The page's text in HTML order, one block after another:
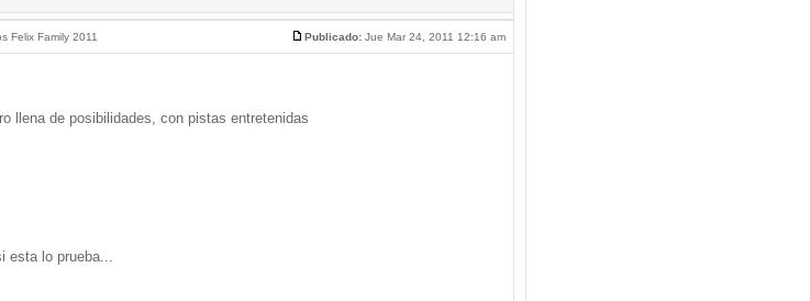
Felix Family 2011 Publicado:Jue Mar 24, 2011 12:16 am
llena de posibilidades, con pistas entretenidas
esta lo prueba...